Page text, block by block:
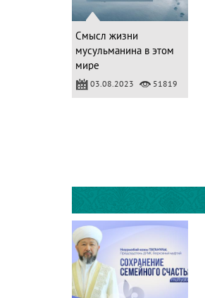
Смысл жизни
мусульманина в этом
мире
03.08.2023 51819